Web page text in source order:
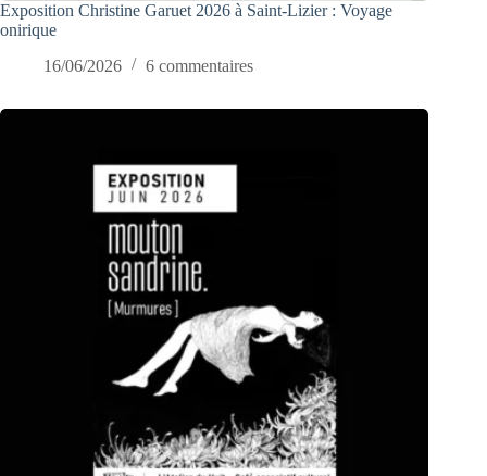
Exposition Christine Garuet 2026 à Saint-Lizier : Voyage
onirique
16/06/2026
6 commentaires